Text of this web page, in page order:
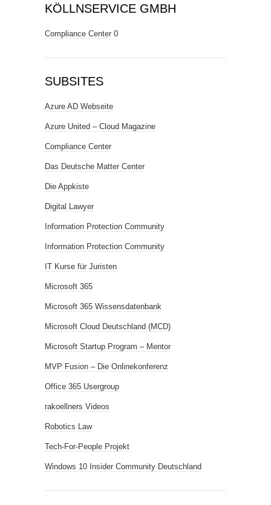
KÖLLNSERVICE GMBH
Compliance Center 0
SUBSITES
Azure AD Webseite
Azure United – Cloud Magazine
Compliance Center
Das Deutsche Matter Center
Die Appkiste
Digital Lawyer
Information Protection Community
Information Protection Community
IT Kurse für Juristen
Microsoft 365
Microsoft 365 Wissensdatenbank
Microsoft Cloud Deutschland (MCD)
Microsoft Startup Program – Mentor
MVP Fusion – Die Onlinekonferenz
Office 365 Usergroup
rakoellners Videos
Robotics Law
Tech-For-People Projekt
Windows 10 Insider Community Deutschland